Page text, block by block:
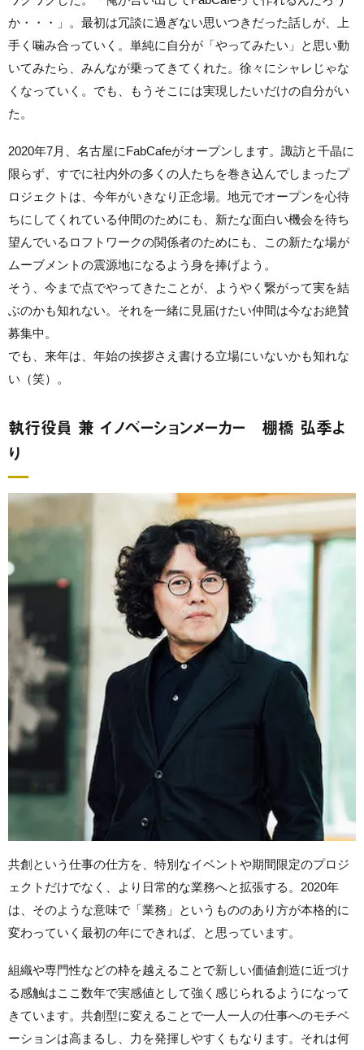
か・・・」。最初は冗談に過ぎない思いつきだった話しが、上
手く噛み合っていく。単純に自分が「やってみたい」と思い動
いてみたら、みんなが乗ってきてくれた。徐々にシャレじゃな
くなっていく。でも、もうそこには実現したいだけの自分がい
た。
2020年7月、名古屋にFabCafeがオープンします。諏訪と千晶に
限らず、すでに社内外の多くの人たちを巻き込んでしまったプ
ロジェクトは、今年がいきなり正念場。地元でオープンを心待
ちにしてくれている仲間のためにも、新たな面白い機会を待ち
望んでいるロフトワークの関係者のためにも、この新たな場が
ムーブメントの震源地になるよう身を捧げよう。
そう、今まで点でやってきたことが、ようやく繋がって実を結
ぶのかも知れない。それを一緒に見届けたい仲間は今なお絶賛
募集中。
でも、来年は、年始の挨拶さえ書ける立場にいないかも知れな
い（笑）。
執行役員 兼 イノベーションメーカー 棚橋 弘季よ
り
共創という仕事の仕方を、特別なイベントや期間限定のプロジ
ェクトだけでなく、より日常的な業務へと拡張する。2020年
は、そのような意味で「業務」というもののあり方が本格的に
変わっていく最初の年にできれば、と思っています。
組織や専門性などの枠を越えることで新しい価値創造に近づけ
る感触はここ数年で実感値として強く感じられるようになって
きています。共創型に変えることで一人一人の仕事へのモチベ
ーションは高まるし、力を発揮しやすくもなります。それは何